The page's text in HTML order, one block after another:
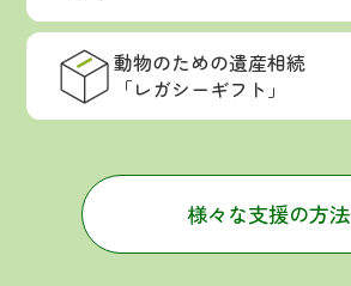
動物のための遺産相続
「レガシーギフト」
様々な支援の方法